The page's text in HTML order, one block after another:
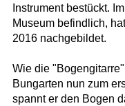
Instrument bestückt.
Museum befindlich,
2016 nachgebildet.
Wie die
Bungarten nun zum
spannt er den Bogen